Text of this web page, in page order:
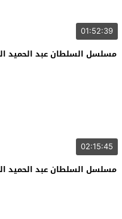
01:52:39
مسلسل السلطان عبد الحميد
02:15:45
مسلسل السلطان عبد الحميد